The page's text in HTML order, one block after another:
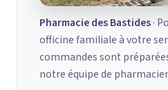
Pharmacie des Bastides·
officine familiale à votre
commandes sont
notre équipe de